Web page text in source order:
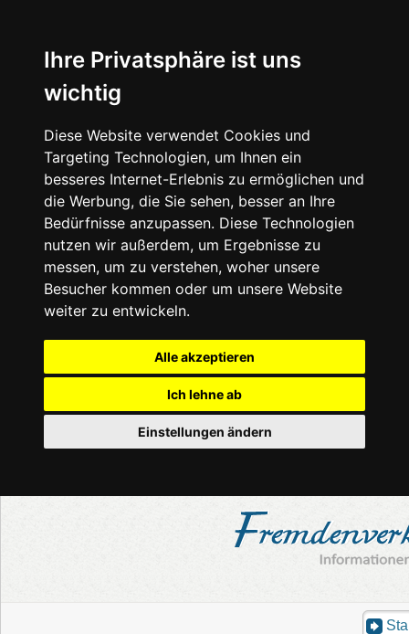
Ihre Privatsphäre ist uns
wichtig
Diese Website verwendet Cookies und
Targeting Technologien, um Ihnen ein
besseres Internet-Erlebnis zu ermöglichen und
die Werbung, die Sie sehen, besser an Ihre
Bedürfnisse anzupassen. Diese Technologien
nutzen wir außerdem, um Ergebnisse zu
messen, um zu verstehen, woher unsere
Besucher kommen oder um unsere Website
weiter zu entwickeln.
Alle akzeptieren
Ich lehne ab
Einstellungen ändern